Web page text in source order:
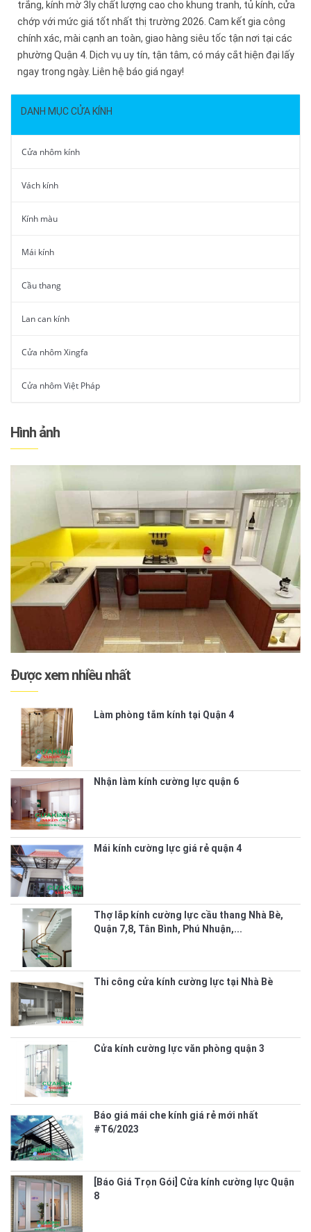
trắng, kính mờ 3ly chất lượng cao cho khung tranh, tủ kính, cửa
chớp với mức giá tốt nhất thị trường 2026. Cam kết gia công
chính xác, mài cạnh an toàn, giao hàng siêu tốc tận nơi tại các
phường Quận 4. Dịch vụ uy tín, tận tâm, có máy cắt hiện đại lấy
ngay trong ngày. Liên hệ báo giá ngay!
DANH MỤC CỬA KÍNH
Cửa nhôm kính
Vách kính
Kính màu
Mái kính
Cầu thang
Lan can kính
Cửa nhôm Xingfa
Cửa nhôm Việt Pháp
Hình ảnh
Được xem nhiều nhất
Làm phòng tắm kính tại Quận 4
Nhận làm kính cường lực quận 6
Mái kính cường lực giá rẻ quận 4
Thợ lắp kính cường lực cầu thang Nhà Bè,
Quận 7,8, Tân Bình, Phú Nhuận,...
Thi công cửa kính cường lực tại Nhà Bè
Cửa kính cường lực văn phòng quận 3
Báo giá mái che kính giá rẻ mới nhất
#T6/2023
[Báo Giá Trọn Gói] Cửa kính cường lực Quận
8